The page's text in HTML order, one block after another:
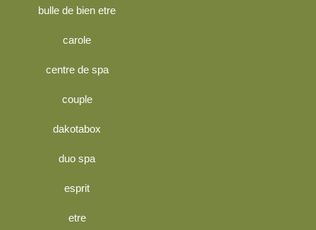
bulle de bien etre
carole
centre de spa
couple
dakotabox
duo spa
esprit
etre